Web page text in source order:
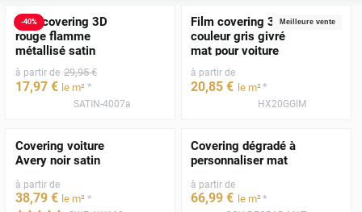
-40%
Film covering 3D
rouge flamme
métallisé satin
à partir de 29,95 €
17,97 € le m² *
SATIN-4007a
Meilleure vente
Film covering 3D
couleur gris givré
mat pour voiture
à partir de
20,85 € le m²*
HX20GGIM
Covering voiture
Avery noir satin
à partir de
38,79 € le m² *
Covering dégradé à
personnaliser mat
à partir de
66,99 € le m²*